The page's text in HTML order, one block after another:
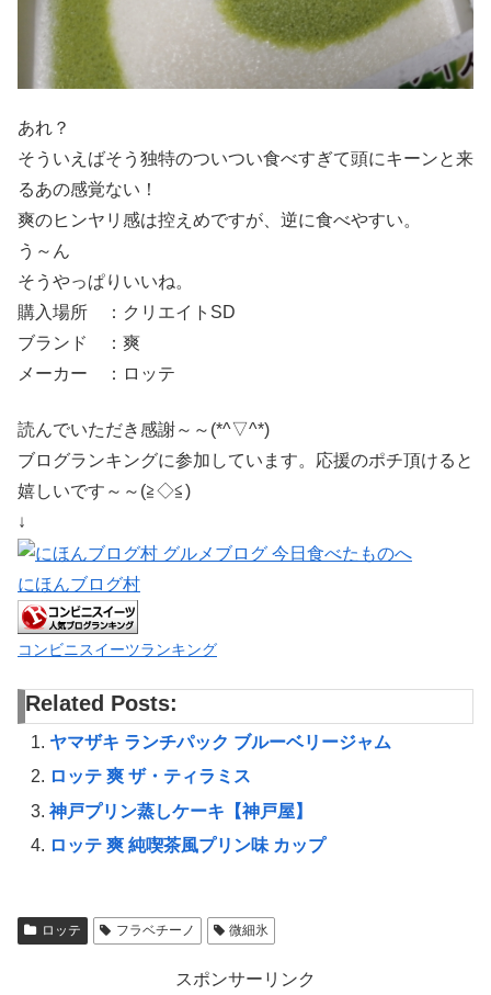
あれ？
そういえばそう独特のついつい食べすぎて頭にキーンと来
るあの感覚ない！
爽のヒンヤリ感は控えめですが、逆に食べやすい。
う～ん
そうやっぱりいいね。
購入場所 ：クリエイトSD
ブランド ：爽
メーカー ：ロッテ
読んでいただき感謝～～(*^▽^*)
ブログランキングに参加しています。応援のポチ頂けると
嬉しいです～～(≧◇≦)
↓
にほんブログ村
コンビニスイーツランキング
Related Posts:
ヤマザキ ランチパック ブルーベリージャム
ロッテ 爽 ザ・ティラミス
神戸プリン蒸しケーキ【神戸屋】
ロッテ 爽 純喫茶風プリン味 カップ
ロッテ フラベチーノ 微細氷
スポンサーリンク